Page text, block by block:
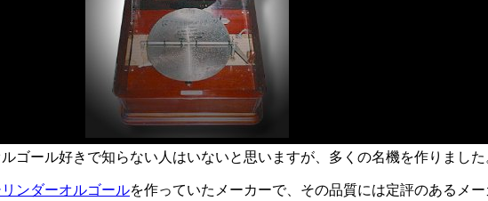
ゴール好きで知らない人はいないと思いますが、多くの名機を作りました
リンダーオルゴールを作っていたメーカーで、その品質には定評のあるメー